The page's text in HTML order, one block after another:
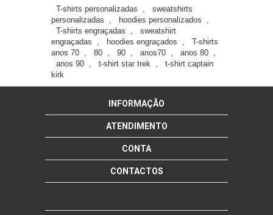
T-shirts personalizadas
sweatshirts
personalizadas
hoodies personalizados
T-shirts engraçadas
sweatshirt
engraçadas
hoodies engraçados
T-shirts
anos 70
80 90 anos70 anos 80
anos 90
t-shirt star trek
t-shirt captain
kirk
INFORMAÇÃO
ATENDIMENTO
CONTA
CONTACTOS